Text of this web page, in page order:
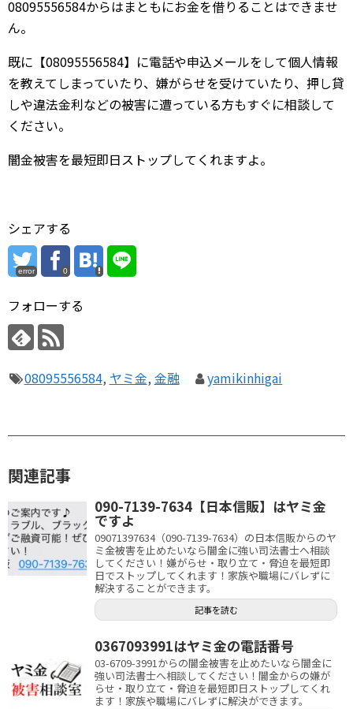
08095556584からはまともにお金を借りることはできませ
ん。
既に【08095556584】に電話や申込メールをして個人情報
を教えてしまっていたり、嫌がらせを受けていたり、押し貸
しや違法金利などの被害に遭っている方もすぐに相談して
ください。
闇金被害を最短即日ストップしてくれますよ。
シェアする
error 0
フォローする
08095556584, ヤミ金, 金融 yamikinhigai
関連記事
090-7139-7634【日本信販】はヤミ金
ですよ
09071397634（090-7139-7634）の日本信販からのヤ
ミ金被害を止めたいなら闇金に強い司法書士へ相談
してください！嫌がらせ・取り立て・脅迫を最短即
日でストップしてくれます！家族や職場にバレずに
解決することができます。
記事を読む
0367093991はヤミ金の電話番号
03-6709-3991からの闇金被害を止めたいなら闇金に
強い司法書士へ相談してください！闇金からの嫌が
らせ・取り立て・脅迫を最短即日ストップしてくれ
ます！家族や職場にバレずに解決ができます。